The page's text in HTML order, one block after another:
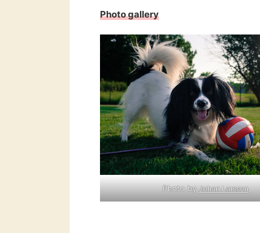
Photo gallery
Photo byJohan Larsson